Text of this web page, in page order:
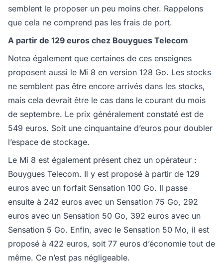
semblent le proposer un peu moins cher. Rappelons
que cela ne comprend pas les frais de port.
A partir de 129 euros chez Bouygues Telecom
Notea également que certaines de ces enseignes
proposent aussi le Mi 8 en version 128 Go. Les stocks
ne semblent pas être encore arrivés dans les stocks,
mais cela devrait être le cas dans le courant du mois
de septembre. Le prix généralement constaté est de
549 euros. Soit une cinquantaine d’euros pour doubler
l’espace de stockage.
Le Mi 8 est également présent chez un opérateur :
Bouygues Telecom. Il y est proposé à partir de 129
euros avec un forfait Sensation 100 Go. Il passe
ensuite à 242 euros avec un Sensation 75 Go, 292
euros avec un Sensation 50 Go, 392 euros avec un
Sensation 5 Go. Enfin, avec le Sensation 50 Mo, il est
proposé à 422 euros, soit 77 euros d’économie tout de
même. Ce n’est pas négligeable.